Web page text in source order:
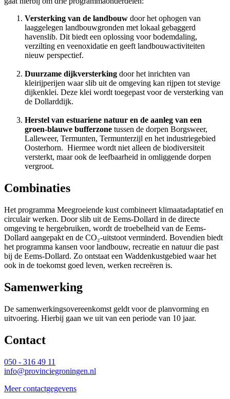
Versterking van de landbouw door het ophogen van
laaggelegen landbouwgronden met lokaal gebaggerd
havenslib. Dit biedt een oplossing voor bodemdaling,
verzilting en veenoxidatie en geeft landbouwactiviteiten
nieuw perspectief.
Duurzame dijkversterking door het inrichten van
kleirijperijen waar slib uit de omgeving kan rijpen tot stevige
dijkenklei. Deze klei wordt toegepast voor de versterking van
de Dollarddijk.
Herstel van estuariene natuur en de aanleg van een
groen-blauwe bufferzone tussen de dorpen Borgsweer,
Lalleweer, Termunten, Termunterzijl en het industriegebied
Oosterhorn. Hiermee wordt niet alleen de biodiversiteit
versterkt, maar ook de leefbaarheid in omliggende dorpen
vergroot.
Combinaties
Het programma Meegroeiende kust combineert klimaatadaptatief en
circulair werken. Door slib uit de Eems-Dollard in de directe
omgeving te hergebruiken, wordt de troebelheid van de Eems-
Dollard aangepakt en de CO₂-uitstoot verminderd. Bovendien biedt
het programma kansen voor landbouw, recreatie en natuur die past
bij de Eems-Dollard. Zo ontstaat een Waddenkustgebied waar het
ook in de toekomst goed leven, werken recreëren is.
Samenwerking
De samenwerkingsovereenkomst geldt voor de planvorming en
uitvoering. Hierbij gaan we uit van een periode van 10 jaar.
Contact
050 - 316 49 11
info@provinciegroningen.nl
Meer contactgegevens